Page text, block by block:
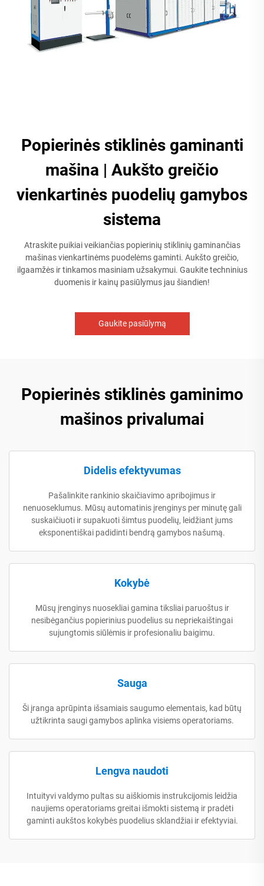
Popierinės stiklinės gaminanti
mašina | Aukšto greičio
vienkartinės puodelių gamybos
sistema
Atraskite puikiai veikiančias popierinių stiklinių gaminančias
mašinas vienkartinėms puodelėms gaminti. Aukšto greičio,
ilgaamžės ir tinkamos masiniam užsakymui. Gaukite techninius
duomenis ir kainų pasiūlymus jau šiandien!
Gaukite pasiūlymą
Popierinės stiklinės gaminimo
mašinos privalumai
Didelis efektyvumas
Pašalinkite rankinio skaičiavimo apribojimus ir
nenuoseklumus. Mūsų automatinis įrenginys per minutę gali
suskaičiuoti ir supakuoti šimtus puodelių, leidžiant jums
eksponentiškai padidinti bendrą gamybos našumą.
Kokybė
Mūsų įrenginys nuosekliai gamina tiksliai paruoštus ir
nesibėgančius popierinius puodelius su nepriekaištingai
sujungtomis siūlėmis ir profesionaliu baigimu.
Sauga
Ši įranga aprūpinta išsamiais saugumo elementais, kad būtų
užtikrinta saugi gamybos aplinka visiems operatoriams.
Lengva naudoti
Intuityvi valdymo pultas su aiškiomis instrukcijomis leidžia
naujiems operatoriams greitai išmokti sistemą ir pradėti
gaminti aukštos kokybės puodelius sklandžiai ir efektyviai.